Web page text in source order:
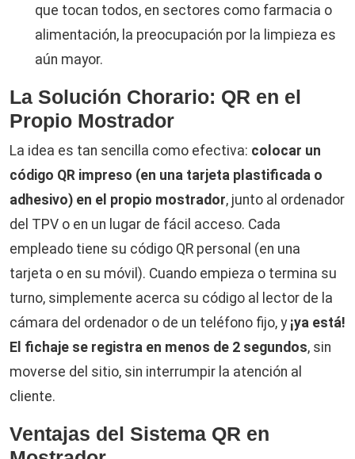
que tocan todos, en sectores como farmacia o
alimentación, la preocupación por la limpieza es
aún mayor.
La Solución Chorario: QR en el
Propio Mostrador
La idea es tan sencilla como efectiva: colocar un
código QR impreso (en una tarjeta plastificada o
adhesivo) en el propio mostrador, junto al ordenador
del TPV o en un lugar de fácil acceso. Cada
empleado tiene su código QR personal (en una
tarjeta o en su móvil). Cuando empieza o termina su
turno, simplemente acerca su código al lector de la
cámara del ordenador o de un teléfono fijo, y ¡ya está!
El fichaje se registra en menos de 2 segundos, sin
moverse del sitio, sin interrumpir la atención al
cliente.
Ventajas del Sistema QR en